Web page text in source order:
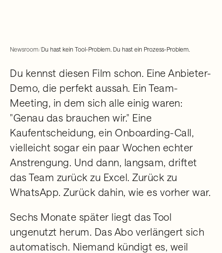
Newsroom/Du hast kein Tool-Problem. Du hast ein Prozess-Problem.
Du kennst diesen Film schon. Eine Anbieter-
Demo, die perfekt aussah. Ein Team-
Meeting, in dem sich alle einig waren:
"Genau das brauchen wir." Eine
Kaufentscheidung, ein Onboarding-Call,
vielleicht sogar ein paar Wochen echter
Anstrengung. Und dann, langsam, driftet
das Team zurück zu Excel. Zurück zu
WhatsApp. Zurück dahin, wie es vorher war.
Sechs Monate später liegt das Tool
ungenutzt herum. Das Abo verlängert sich
automatisch. Niemand kündigt es, weil